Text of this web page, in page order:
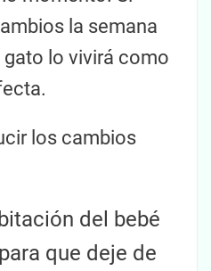
la semana
lo vivirá como
los cambios
del bebé
que deje de